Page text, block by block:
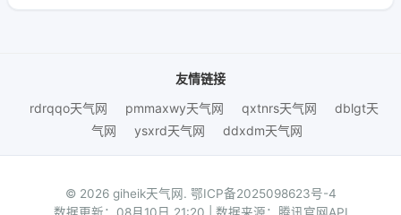
友情链接
rdrqqo天气网
pmmaxwy天气网 qxtnrs天气网
dblgt天
气网
ysxrd天气网 ddxdm天气网
© 2026 giheik天气网. 鄂ICP备2025098623号-4